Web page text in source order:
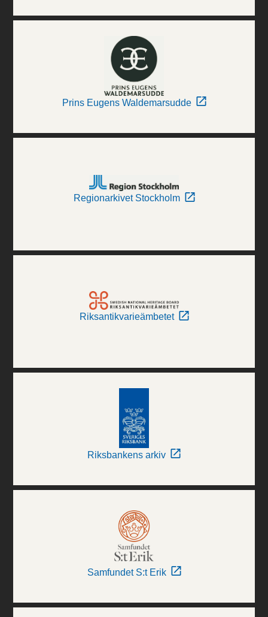
Prins Eugens Waldemarsudde
Regionarkivet Stockholm
Riksantikvarieämbetet
Riksbankens arkiv
Samfundet S:t Erik